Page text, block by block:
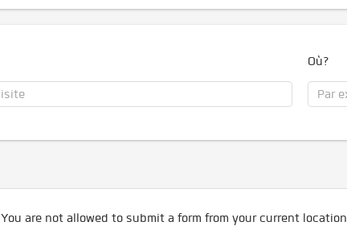
Où?
You are not allowed to submit a form from your current location.